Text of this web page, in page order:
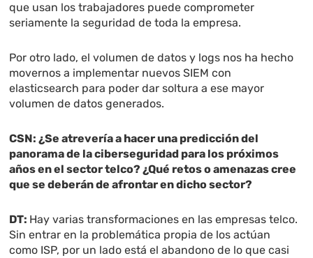
que usan los trabajadores puede comprometer
seriamente la seguridad de toda la empresa.
Por otro lado, el volumen de datos y logs nos ha hecho
movernos a implementar nuevos SIEM con
elasticsearch para poder dar soltura a ese mayor
volumen de datos generados.
CSN:¿Se atrevería a hacer una predicción del
panorama de la ciberseguridad para los próximos
años en el sector telco? ¿Qué retos o amenazas cree
que se deberán de afrontar en dicho sector?
DT: Hay varias transformaciones en las empresas telco.
Sin entrar en la problemática propia de los actúan
como ISP, por un lado está el abandono de lo que casi